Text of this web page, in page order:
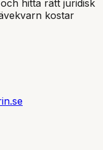
hitta rätt juridisk
kostar